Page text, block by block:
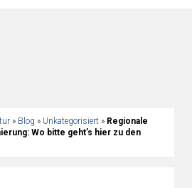
» Blog » Unkategorisiert » Regionale
Wo bitte geht’s hier zu den